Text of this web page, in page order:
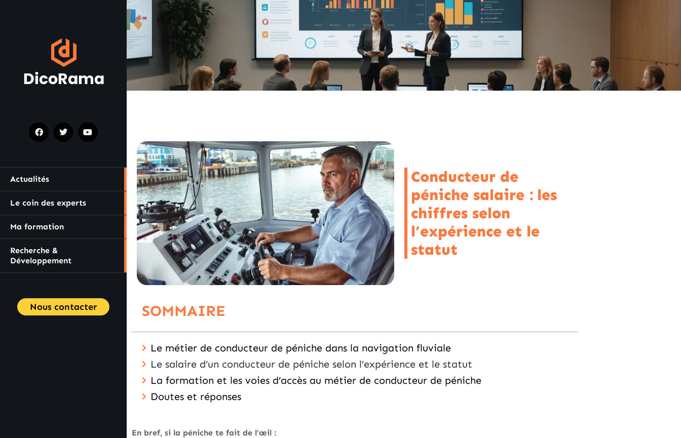
Actualités
Le coin des experts
Ma formation
Recherche &
Développement
Nous contacter
Conducteur de
péniche salaire : les
chiffres selon
l’expérience et le
statut
SOMMAIRE
Le métier de conducteur de péniche dans la navigation fluviale
Le salaire d’un conducteur de péniche selon l’expérience et le statut
La formation et les voies d’accès au métier de conducteur de péniche
Doutes et réponses
En bref, si la péniche te fait de l’œil :